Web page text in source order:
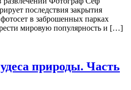
последствия закрытия
в заброшенных парках
мировую популярность и […]
природы. Часть